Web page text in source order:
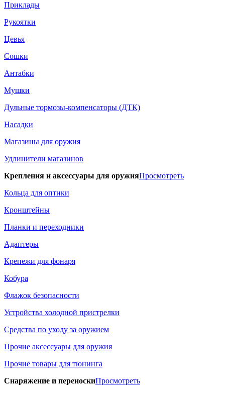
Приклады
Рукоятки
Цевья
Сошки
Антабки
Мушки
Дульные тормозы-компенсаторы (ДТК)
Насадки
Магазины для оружия
Удлинители магазинов
Крепления и аксессуары для оружияПросмотреть
Кольца для оптики
Кронштейны
Планки и переходники
Адаптеры
Крепежи для фонаря
Кобура
Флажок безопасности
Устройства холодной пристрелки
Средства по уходу за оружием
Прочие аксессуары для оружия
Прочие товары для тюнинга
Снаряжение и переноскиПросмотреть